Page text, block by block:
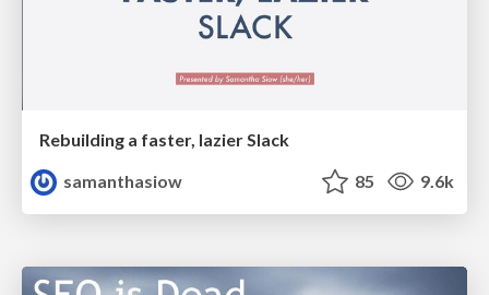
Rebuilding a faster, lazier Slack
samanthasiow
85 9.6k